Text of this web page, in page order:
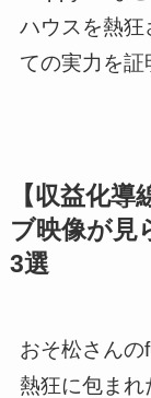
ハウスを熱狂
ての実力を証
【収益化
ブ映像が見
3選
おそ松さんの
熱狂に包まれ